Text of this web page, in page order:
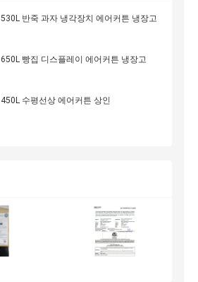
530L 반죽 과자 냉각장치 에어커튼 냉장고
650L 빵집 디스플레이 에어커튼 냉장고
450L 수평선상 에어커튼 상인